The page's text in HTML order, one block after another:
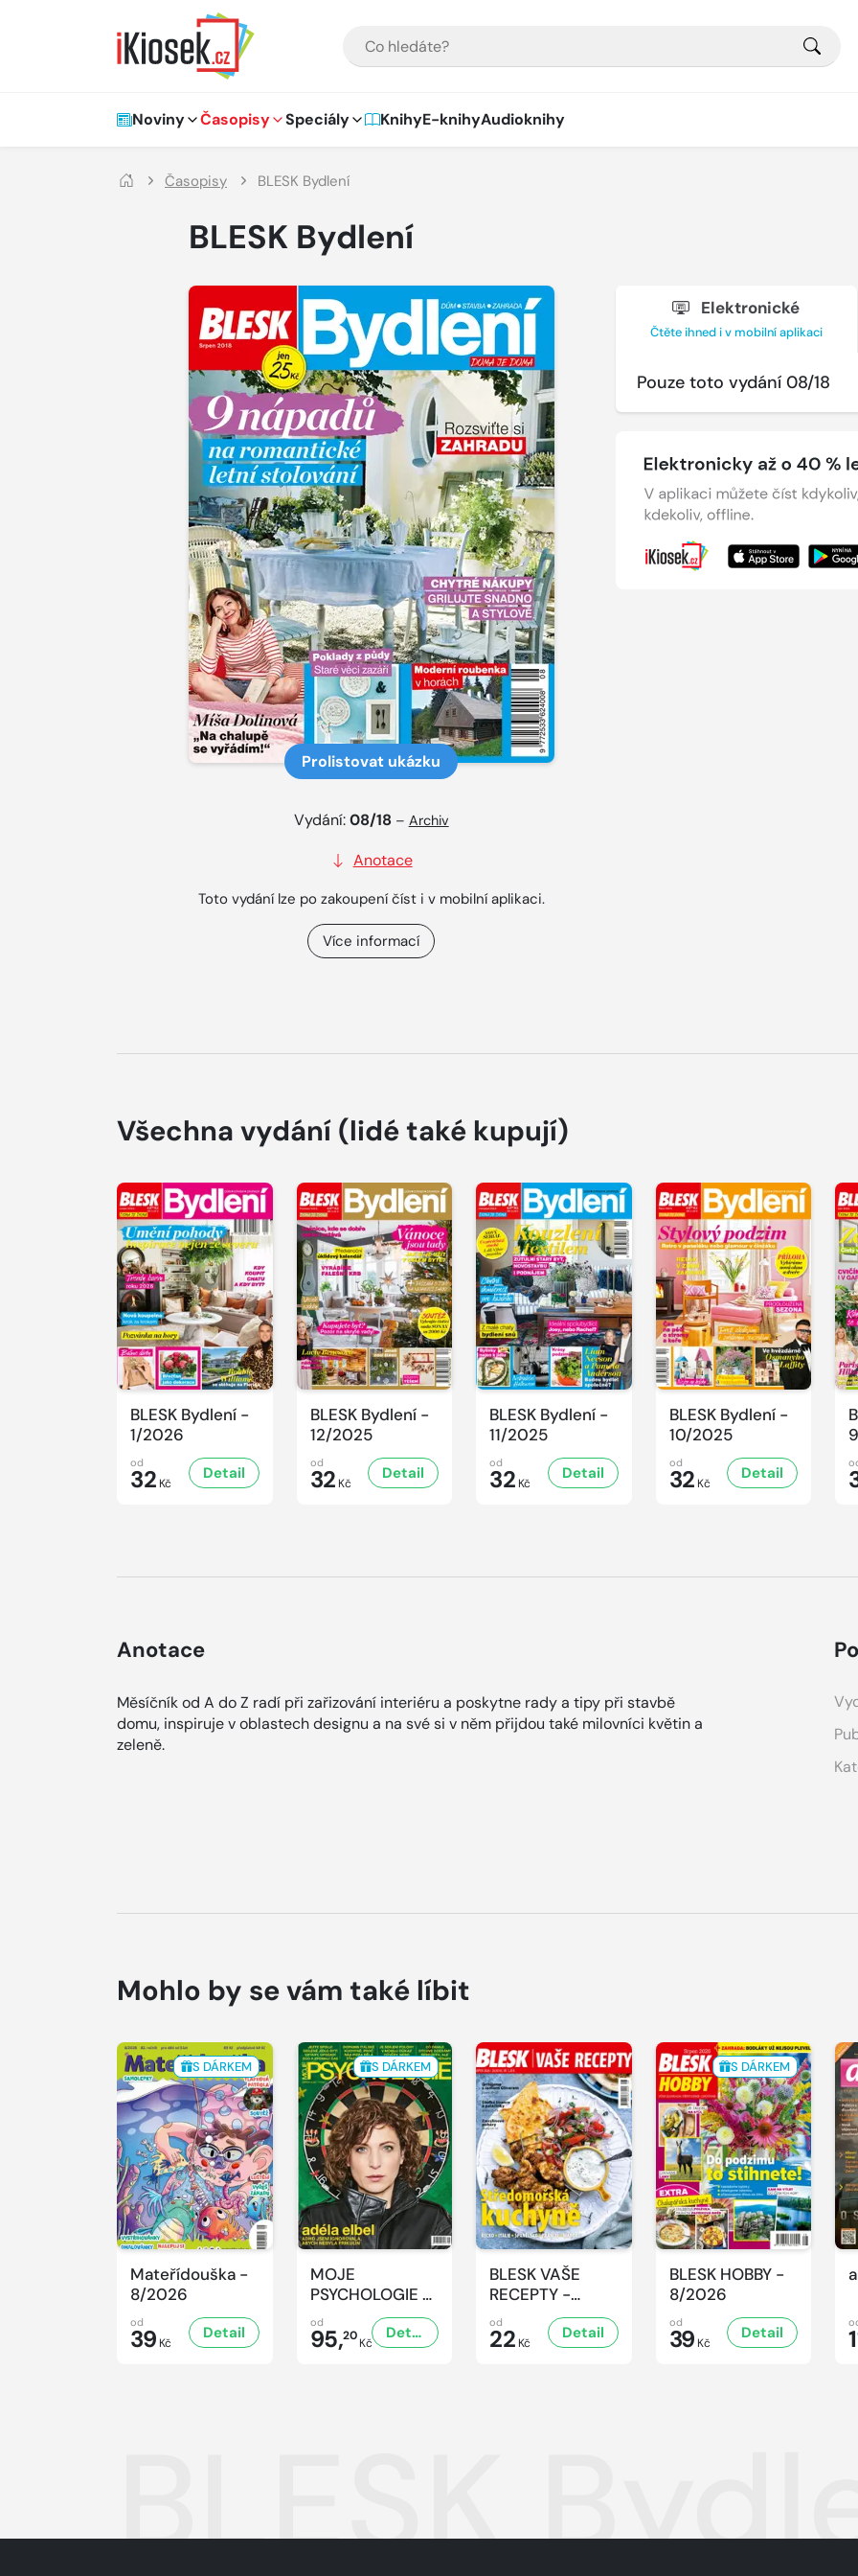
Hlavní navigace
Noviny Časopisy Speciály KnihyE-knihyAudioknihy
Časopisy BLESK Bydlení
BLESK Bydlení
Prolistovat ukázku
Vydání:08/18 – Archiv
Anotace
Toto vydání lze po zakoupení číst i v mobilní aplikaci.
Více informací
Elektronické
Čtěte ihned i v mobilní aplikaci
Pouze toto vydání 08/18
Všechna vydání (lidé také kupují)
BLESK Bydlení -
1/2026
od
32 Kč
Detail
BLESK Bydlení -
12/2025
od
32 Kč
Detail
BLESK Bydlení -
11/2025
od
32 Kč
Detail
BLESK Bydlení -
10/2025
od
32 Kč
Detail
Anotace
Měsíčník od A do Z radí při zařizování interiéru a poskytne rady a tipy při stavbě
domu, inspiruje v oblastech designu a na své si v něm přijdou také milovníci květin a
zeleně.
Mohlo by se vám také líbit
S DÁRKEM
Mateřídouška -
8/2026
od
39 Kč
Detail
S DÁRKEM
MOJE
PSYCHOLOGIE -
8/2026
od
95,20Kč
Detail
BLESK VAŠE
RECEPTY -
8/2026
od
22 Kč
Detail
S DÁRKEM
BLESK HOBBY -
8/2026
od
39 Kč
Detail
BLESK